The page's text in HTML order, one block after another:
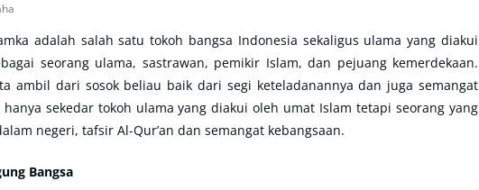
adalah salah satu tokoh bangsa Indonesia sekaligus ulama yang diakui
seorang ulama, sastrawan, pemikir Islam, dan pejuang kemerdekaan.
ambil dari sosok beliau baik dari segi keteladanannya dan juga semangat
hanya sekedar tokoh ulama yang diakui oleh umat Islam tetapi seorang yang
negeri, tafsir Al-Qur’an dan semangat kebangsaan.
Bangsa